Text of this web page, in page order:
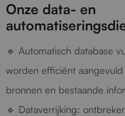
Onze data- en
🔹 Automatisch database
worden efficiënt
bronnen en bestaande
🔹 Dataverrijking: